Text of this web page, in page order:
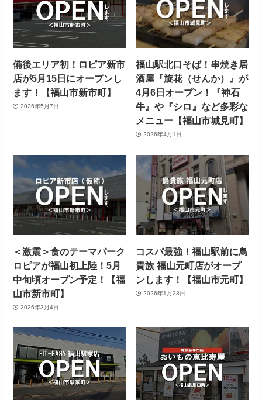
備後エリア初！ロピア新市
店が5月15日にオープンし
ます！【福山市新市町】
2026年5月7日
福山駅北口そば！串焼き居
酒屋『旋花（せんか）』が
4月6日オープン！『神石
牛』や『シロ』など多彩な
メニュー【福山市城見町】
2026年4月1日
＜激震＞食のテーマパーク
ロピアが福山初上陸！5月
中旬頃オープン予定！【福
山市新市町】
2026年3月4日
コスパ最強！福山駅前に鳥
貴族 福山元町店がオープ
ンします！【福山市元町】
2026年1月23日